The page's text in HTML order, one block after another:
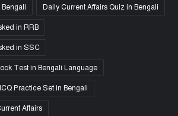
Bengali Daily Current Affairs Quiz in Bengali
in RRB
in SSC
Test in Bengali Language
Practice Set in Bengali
Affairs